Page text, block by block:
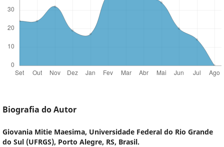
Biografia do Autor
Giovania Mitie Maesima, Universidade Federal do Rio Grande
do Sul (UFRGS), Porto Alegre, RS, Brasil.